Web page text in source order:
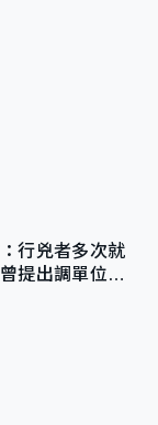
行兇者多次就
提出調單位已